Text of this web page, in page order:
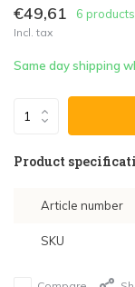
€49,61 6
Incl. tax
Same day shipping
Product
Article number
SKU